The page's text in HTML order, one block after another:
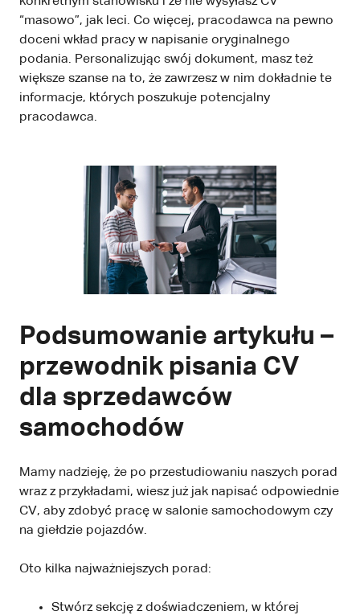
“masowo”, jak leci. Co więcej, pracodawca na pewno
doceni wkład pracy w napisanie oryginalnego
podania. Personalizując swój dokument, masz też
większe szanse na to, że zawrzesz w nim dokładnie te
informacje, których poszukuje potencjalny
pracodawca.
Podsumowanie artykułu –
przewodnik pisania CV
dla sprzedawców
samochodów
Mamy nadzieję, że po przestudiowaniu naszych porad
wraz z przykładami, wiesz już jak napisać odpowiednie
CV, aby zdobyć pracę w salonie samochodowym czy
na giełdzie pojazdów.
Oto kilka najważniejszych porad:
Stwórz sekcję z doświadczeniem, w której